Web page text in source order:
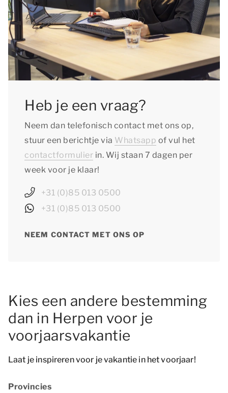
Heb je een vraag?
Neem dan telefonisch contact met ons op,
stuur een berichtje via Whatsapp of vul het
contactformulier in. Wij staan 7 dagen per
week voor je klaar!
+31 (0)85 013 0500
+31 (0)85 013 0500
NEEM CONTACT MET ONS OP
Kies een andere bestemming
dan in Herpen voor je
voorjaarsvakantie
Laat je inspireren voor je vakantie in het voorjaar!
Provincies